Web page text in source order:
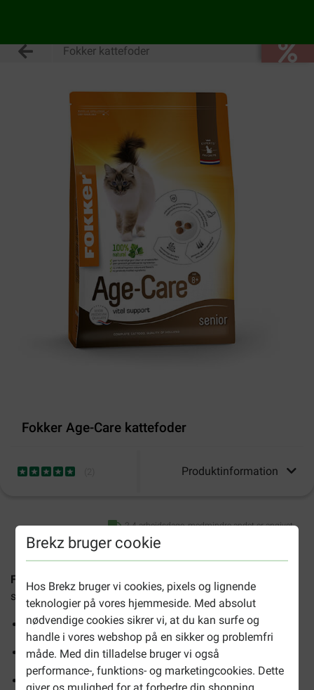
Brekz bruger cookie
Hos Brekz bruger vi cookies, pixels og lignende
teknologier på vores hjemmeside. Med absolut
nødvendige cookies sikrer vi, at du kan surfe og
handle i vores webshop på en sikker og problemfri
måde. Med din tilladelse bruger vi også
performance-, funktions- og marketingcookies. Dette
Fokker kattefoder
Fokker Age-Care kattefoder
Produktinformation
2-4 arbejdsdage, medmindre andet er angivet
Fokker Age-Care kattefoder
er et komplet tørfoder, der er
særligt udviklet til ældre katte fra 8 år.
Understøtter en sund fordøjelse
Hjælper med at forebygge tandsten
Understøtter sunde og stærke knogler